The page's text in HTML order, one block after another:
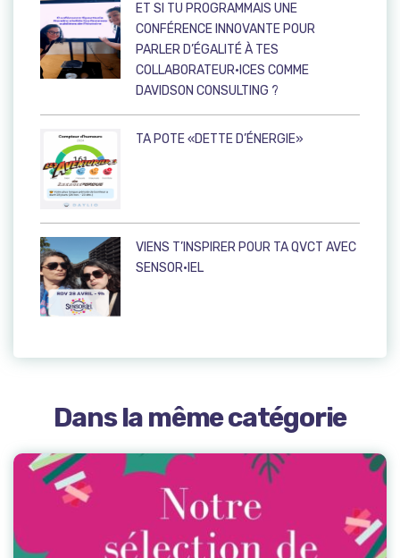
ET SI TU PROGRAMMAIS UNE
CONFÉRENCE INNOVANTE POUR
PARLER D’ÉGALITÉ À TES
COLLABORATEUR·ICES COMME
DAVIDSON CONSULTING ?
TA POTE «DETTE D’ÉNERGIE»
VIENS T’INSPIRER POUR TA QVCT AVEC
SENSOR·IEL
Dans la même catégorie